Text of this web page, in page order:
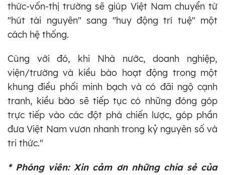
thức-vốn-thị trường sẽ giúp Việt Nam chuyển từ
"hút tài nguyên" sang "huy động trí tuệ" một
cách hệ thống.
Cùng với đó, khi Nhà nước, doanh nghiệp,
viện/trường và kiều bào hoạt động trong một
khung điều phối minh bạch và có đãi ngộ cạnh
tranh, kiều bào sẽ tiếp tục có những đóng góp
trực tiếp vào các đột phá chiến lược, góp phần
đưa Việt Nam vươn nhanh trong kỷ nguyên số và
tri thức."
* Phóng viên: Xin cảm ơn những chia sẻ của